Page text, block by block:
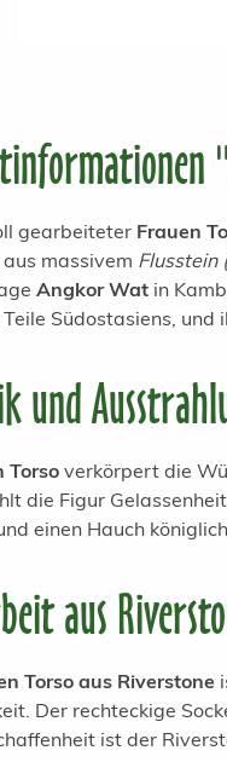
gearbeiteter Frauen
massivem Flusstein
Angkor Wat in
Südostasiens,
und
Torso verkörpert die
die Figur
einen Hauch
aus
Torso aus Riverstone
Der rechteckige
ist der